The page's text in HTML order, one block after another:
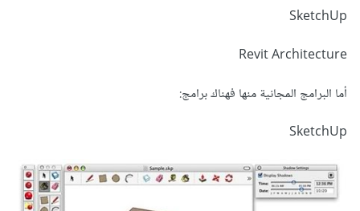
SketchUp
Revit Architecture
أما البرامج المجانية منها فهناك برامج:
SketchUp